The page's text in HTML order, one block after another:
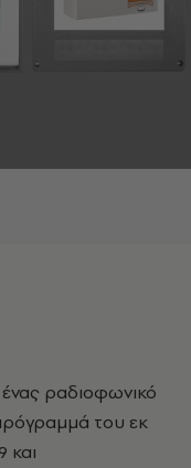
ραδιοφωνικό
του εκ
και